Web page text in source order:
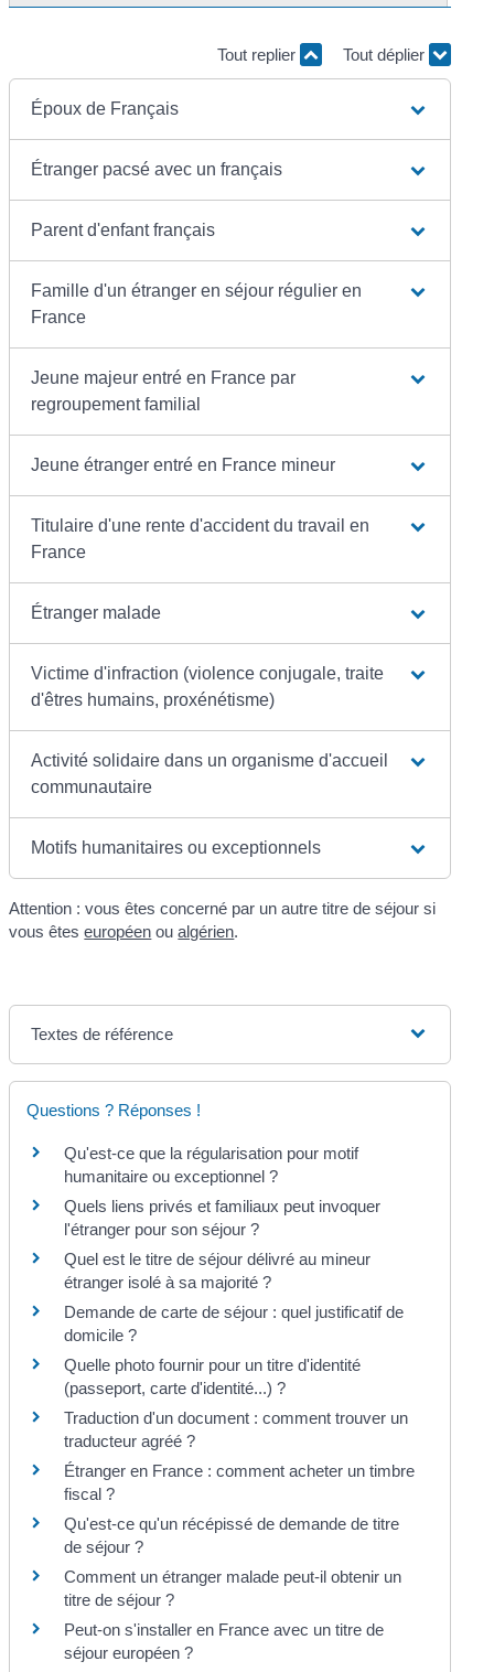
Tout replier Tout déplier
Époux de Français
Étranger pacsé avec un français
Parent d'enfant français
Famille d'un étranger en séjour régulier en
France
Jeune majeur entré en France par
regroupement familial
Jeune étranger entré en France mineur
Titulaire d'une rente d'accident du travail en
France
Étranger malade
Victime d'infraction (violence conjugale, traite
d'êtres humains, proxénétisme)
Activité solidaire dans un organisme d'accueil
communautaire
Motifs humanitaires ou exceptionnels
Attention : vous êtes concerné par un autre titre de séjour si
vous êteseuropéen oualgérien.
Textes de référence
Questions ? Réponses !
Qu'est-ce que la régularisation pour motif
humanitaire ou exceptionnel ?
Quels liens privés et familiaux peut invoquer
l'étranger pour son séjour ?
Quel est le titre de séjour délivré au mineur
étranger isolé à sa majorité ?
Demande de carte de séjour : quel justificatif de
domicile ?
Quelle photo fournir pour un titre d'identité
(passeport, carte d'identité...) ?
Traduction d'un document : comment trouver un
traducteur agréé ?
Étranger en France : comment acheter un timbre
fiscal ?
Qu'est-ce qu'un récépissé de demande de titre
de séjour ?
Comment un étranger malade peut-il obtenir un
titre de séjour ?
Peut-on s'installer en France avec un titre de
séjour européen ?